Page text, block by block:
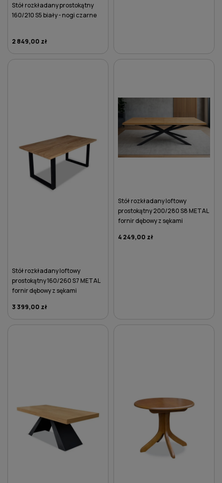
Stół rozkładany prostokątny
160/210 S5 biały - nogi czarne
2 849,00 zł
Stół rozkładany loftowy
prostokątny 160/260 S7 METAL
fornir dębowy z sękami
3 399,00 zł
Stół rozkładany loftowy
prostokątny 200/280 S8 METAL
fornir dębowy z sękami
4 249,00 zł